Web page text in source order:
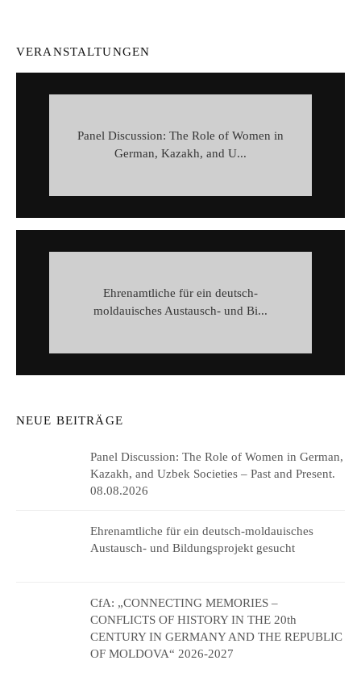
VERANSTALTUNGEN
Panel Discussion: The Role of Women in
German, Kazakh, and U...
Ehrenamtliche für ein deutsch-
moldauisches Austausch- und Bi...
NEUE BEITRÄGE
Panel Discussion: The Role of Women in German,
Kazakh, and Uzbek Societies – Past and Present.
08.08.2026
Ehrenamtliche für ein deutsch-moldauisches
Austausch- und Bildungsprojekt gesucht
CfA: „CONNECTING MEMORIES –
CONFLICTS OF HISTORY IN THE 20th
CENTURY IN GERMANY AND THE REPUBLIC
OF MOLDOVA“ 2026-2027